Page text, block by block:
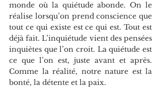
monde où la quiétude abonde. On le
réalise lorsqu’on prend conscience que
tout ce qui existe est ce qui est. Tout est
déjà fait. L’inquiétude vient des pensées
inquiètes que l’on croit. La quiétude est
ce que l’on est, juste avant et après.
Comme la réalité, notre nature est la
bonté, la détente et la paix.